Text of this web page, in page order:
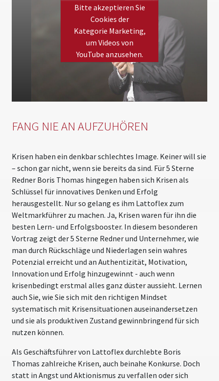
Bitte akzeptieren Sie
Cookies der
Kategorie Marketing,
um Videos von
YouTube anzusehen.
accept marketing cookiesto view this YouTube
FANG NIE AN AUFZUHÖREN
Krisen haben ein denkbar schlechtes Image. Keiner will sie
– schon gar nicht, wenn sie bereits da sind. Für 5 Sterne
Redner Boris Thomas hingegen haben sich Krisen als
Schlüssel für innovatives Denken und Erfolg
herausgestellt. Nur so gelang es ihm Lattoflex zum
Weltmarkführer zu machen. Ja, Krisen waren für ihn die
besten Lern- und Erfolgsbooster. In diesem besonderen
Vortrag zeigt der 5 Sterne Redner und Unternehmer, wie
man durch Rückschläge und Niederlagen sein wahres
Potenzial erreicht und an Authentizität, Motivation,
Innovation und Erfolg hinzugewinnt - auch wenn
krisenbedingt erstmal alles ganz düster aussieht. Lernen
auch Sie, wie Sie sich mit den richtigen Mindset
systematisch mit Krisensituationen auseinandersetzen
und sie als produktiven Zustand gewinnbringend für sich
nutzen können.
Als Geschäftsführer von Lattoflex durchlebte Boris
Thomas zahlreiche Krisen, auch beinahe Konkurse. Doch
statt in Angst und Aktionismus zu verfallen oder sich